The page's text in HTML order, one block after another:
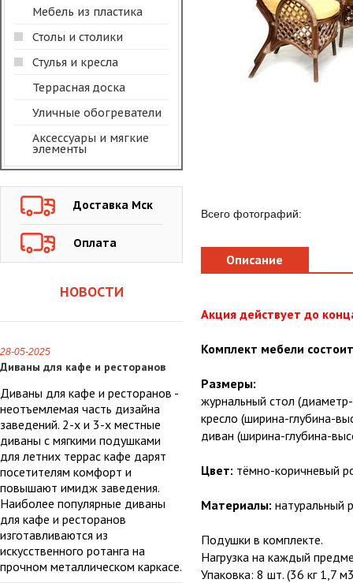
Мебель из пластика
Столы и столики
Стулья и кресла
Террасная доска
Уличные обогреватели
Аксессуары и мягкие
элементы
Доставка Мск
Оплата
НОВОСТИ
28-05-2025
Диваны для кафе и ресторанов
Диваны для кафе и ресторанов -
неотъемлемая часть дизайна
заведений. 2-х и 3-х местные
диваны с мягкими подушками
для летних террас кафе дарят
посетителям комфорт и
повышают имидж заведения.
Наиболее популярные диваны
для кафе и ресторанов
изготавливаются из
искусственного ротанга на
прочном металлическом каркасе.
Всего фотографий:
Описание
Акция действует до
Комплект мебели
Размеры:
журнальный стол
кресло (ширина-глубина-
диван (ширина-глубина-
Цвет: тёмно-коричневый
Материалы: натуральный
Подушки в комплекте.
Нагрузка на каждый
Упаковка: 8 шт. (36 кг 1,7